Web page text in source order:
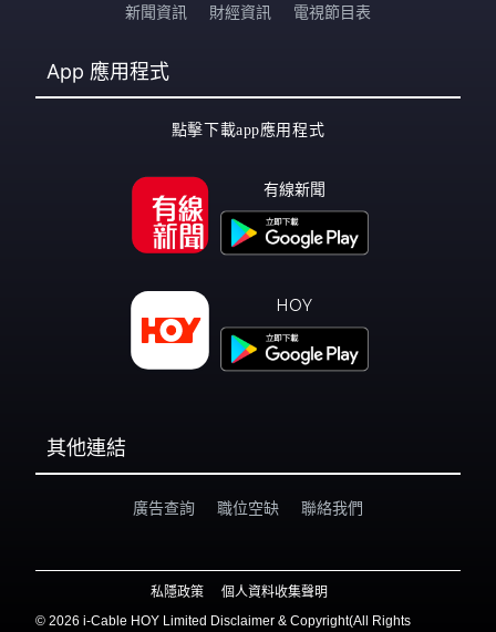
新聞資訊 財經資訊 電視節目表
App 應用程式
點擊下載app應用程式
有線新聞
HOY
其他連結
廣告查詢 職位空缺 聯絡我們
私隱政策
個人資料收集聲明
© 2026 i-Cable HOY Limited Disclaimer & Copyright(All Rights